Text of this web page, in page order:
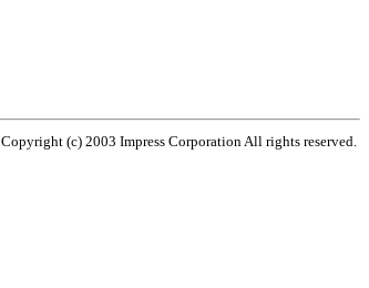
Copyright (c) 2003 Impress Corporation All rights reserved.